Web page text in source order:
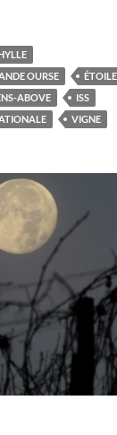
OURSE
ABOVE
ISS
VIGNE